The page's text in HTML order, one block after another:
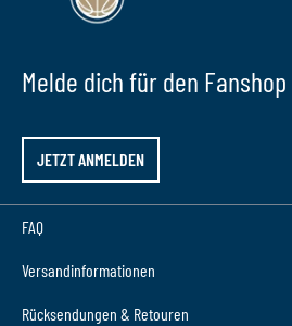
Melde dich für den Fanshop
JETZT ANMELDEN
FAQ
Versandinformationen
Rücksendungen & Retouren